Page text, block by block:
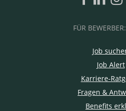
FÜR
Job
Job Alert
Karriere-
Fragen &
Benefits